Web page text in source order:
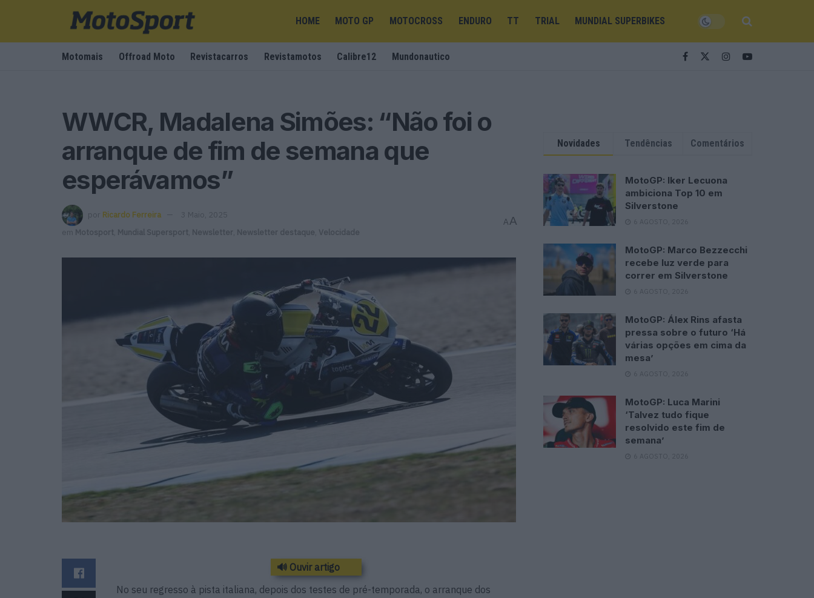
HOME MOTO GP MOTOCROSS ENDURO TT TRIAL MUNDIAL SUPERBIKES
Motomais Offroad Moto Revistacarros Revistamotos Calibre12 Mundonautico
WWCR, Madalena Simões: “Não foi o
arranque de fim de semana que
esperávamos”
por Ricardo Ferreira
3 Maio, 2025
em
Motosport Mundial Supersport Newsletter Newsletter destaque Velocidade
AA
🔊 Ouvir artigo
No seu regresso à pista italiana, depois dos testes de pré-temporada, o arranque dos
Novidades Tendências Comentários
MotoGP: Iker Lecuona
ambiciona Top 10 em
Silverstone
6 AGOSTO, 2026
MotoGP: Marco Bezzecchi
recebe luz verde para
correr em Silverstone
6 AGOSTO, 2026
MotoGP: Álex Rins afasta
pressa sobre o futuro ‘Há
várias opções em cima da
mesa’
6 AGOSTO, 2026
MotoGP: Luca Marini
‘Talvez tudo fique
resolvido este fim de
semana’
6 AGOSTO, 2026